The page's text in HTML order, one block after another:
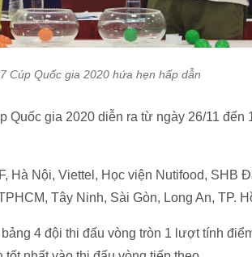
Cúp Quốc gia 2020 hứa hẹn hấp dẫn
Quốc gia 2020 diễn ra từ ngày 26/11 đến
Hà Nội, Viettel, Học viện Nutifood, SHB
Tây Ninh, Sài Gòn, Long An, TP.
4 đội thi đấu vòng tròn 1 lượt tính